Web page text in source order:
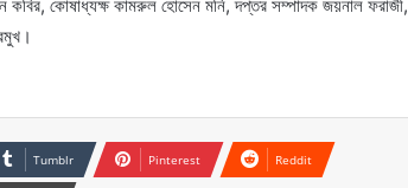
কোষাধ্যক্ষ কামরুল হোসেন মনি, দপ্তর সম্পাদক জয়নাল ফরাজী,
Tumblr Pinterest Reddit